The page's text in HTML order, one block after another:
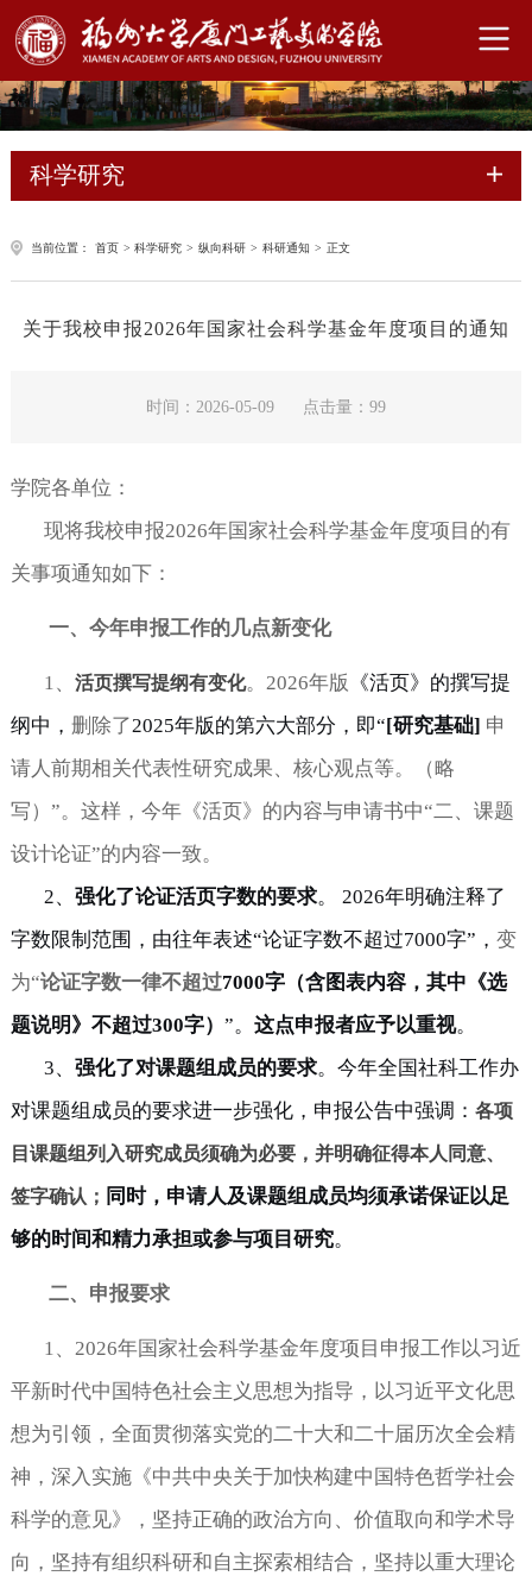
科学研究
当前位置： 首页 > 科学研究 > 纵向科研 > 科研通知 > 正文
关于我校申报2026年国家社会科学基金年度项目的通知
时间：2026-05-09 点击量： 99
学院各单位：
现将我校申报2026年国家社会科学基金年度项目的有
关事项通知如下：
一、今年申报工作的几点新变化
1、 活页撰写提纲有变化。 2026年版 《活页》 的撰写提
纲中， 删除了2025年版的第六大部分 ，即“ [研究基础] 申
请人前期相关代表性研究成果、核心观点等。（略
写） ”。这样，今年《活页》的内容与申请书中“二、课题
设计论证”的内容一致。
2、 强化了论证活页字数的要求。
2026年明确注释了
字数限制范围，由往年表述“论证字数不超过7000字” ， 变
为“论证字数一律不超过7000字（含图表内容，其中《选
题说明》不超过300字） ”。 这点申报者应予以重视。
3、 强化了对课题组成员的要求。今年全国社科工作办
对课题组成员的要求进一步强化，申报公告中强调： 各项
目课题组列入研究成员须确为必要， 并明确征得本人同意、
签字确认 ； 同时，申请人及课题组成员均须承诺保证以足
够的时间和精力承担或参与项目研究。
二、申报要求
1、 2026年国家社会科学基金年度项目申报工作以习近
平新时代中国特色社会主义思想为指导，以习近平文化思
想为引领，全面贯彻落实党的二十大和二十届历次全会精
神，深入实施《中共中央关于加快构建中国特色哲学社会
科学的意见》，坚持正确的政治方向、价值取向和学术导
向，坚持有组织科研和自主探索相结合，坚持以重大理论